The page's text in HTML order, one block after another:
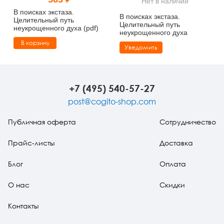
Тревожные расстройства, панические атаки
Психодрама
Сказкотерапия
Другие направления психотерапии
Психология труда и эргономика
Психофизиология
Социальная и организационная психология
Учебная литература
Классический и юнгианский психоанализ
В поисках экстаза.
Целительный путь
неукрощенного духа (pdf)
В корзину
В поисках экстаза.
Целительный путь
неукрощенного духа
Уведомить
+7 (495) 540-57-27
post@cogito-shop.com
Публичная оферта
Прайс-листы
Блог
О нас
Контакты
Сотрудничество
Доставка
Оплата
Скидки